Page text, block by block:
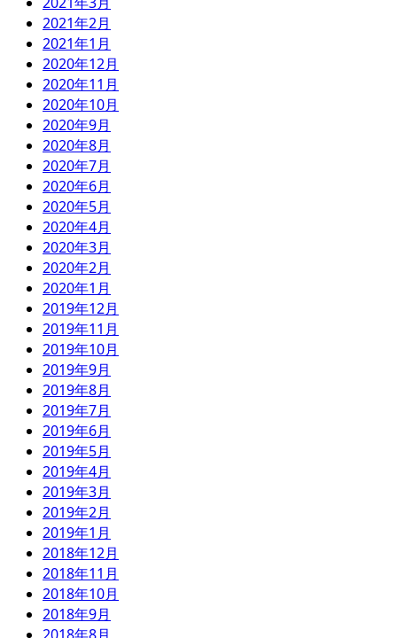
2021年2月
2021年1月
2020年12月
2020年11月
2020年10月
2020年9月
2020年8月
2020年7月
2020年6月
2020年5月
2020年4月
2020年3月
2020年2月
2020年1月
2019年12月
2019年11月
2019年10月
2019年9月
2019年8月
2019年7月
2019年6月
2019年5月
2019年4月
2019年3月
2019年2月
2019年1月
2018年12月
2018年11月
2018年10月
2018年9月